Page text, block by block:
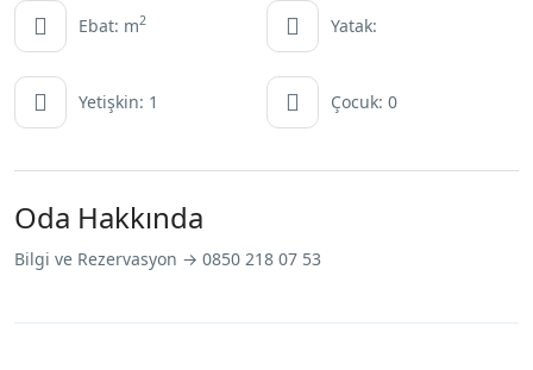
Ebat: m2 Yatak:
Yetişkin: 1 Çocuk: 0
Oda Hakkında
Bilgi ve Rezervasyon → 0850 218 07 53